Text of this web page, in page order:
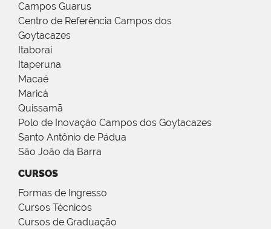
Campos Guarus
Centro de Referência Campos dos
Goytacazes
Itaboraí
Itaperuna
Macaé
Maricá
Quissamã
Polo de Inovação Campos dos Goytacazes
Santo Antônio de Pádua
São João da Barra
CURSOS
Formas de Ingresso
Cursos Técnicos
Cursos de Graduação